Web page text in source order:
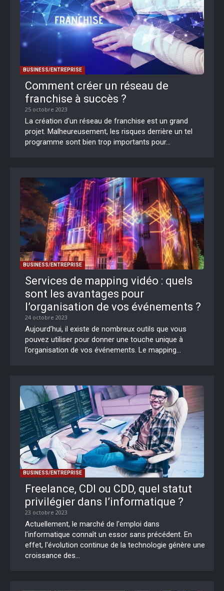
BUSINESS/ENTREPRISE
Comment créer un réseau de
franchise à succès ?
25 octobre 2023
La création d'un réseau de franchise est un grand
projet. Malheureusement, les risques derrière un tel
programme sont bien trop importants pour...
BUSINESS/ENTREPRISE
Services de mapping vidéo : quels
sont les avantages pour
l’organisation de vos événements ?
24 octobre 2023
Aujourd’hui, il existe de nombreux outils que vous
pouvez utiliser pour donner une touche unique à
l’organisation de vos événements. Le mapping...
BUSINESS/ENTREPRISE
Freelance, CDI ou CDD, quel statut
privilégier dans l’informatique ?
23 octobre 2023
Actuellement, le marché de l'emploi dans
l'informatique connaît un essor sans précédent. En
effet, l'évolution continue de la technologie génère une
croissance des...